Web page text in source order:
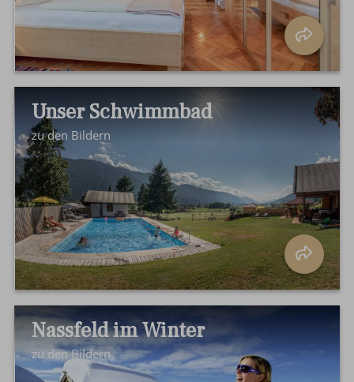
Unser Schwimmbad
zu den Bildern
Nassfeld im Winter
zu den Bildern